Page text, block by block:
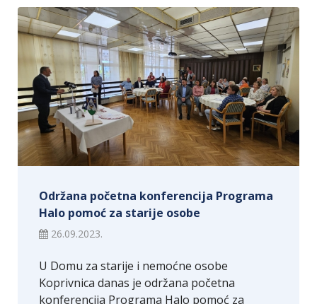
Održana početna konferencija Programa
Halo pomoć za starije osobe
26.09.2023.
U Domu za starije i nemoćne osobe
Koprivnica danas je održana početna
konferencija Programa Halo pomoć za